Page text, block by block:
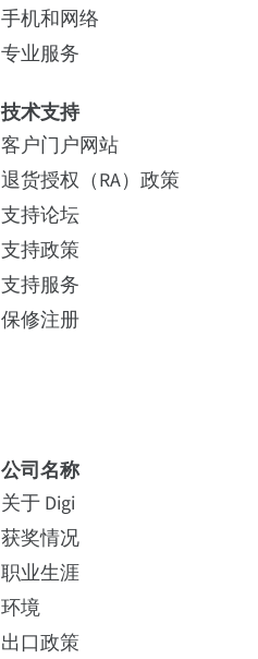
手机和网络
专业服务
技术支持
客户门户网站
退货授权（RA）政策
支持论坛
支持政策
支持服务
保修注册
公司名称
关于 Digi
获奖情况
职业生涯
环境
出口政策